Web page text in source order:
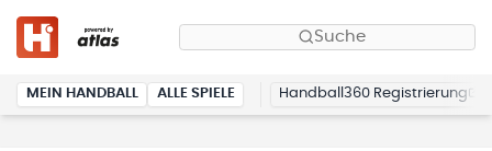
Suche
MEIN HANDBALL ALLE SPIELE Handball360 Registrierung